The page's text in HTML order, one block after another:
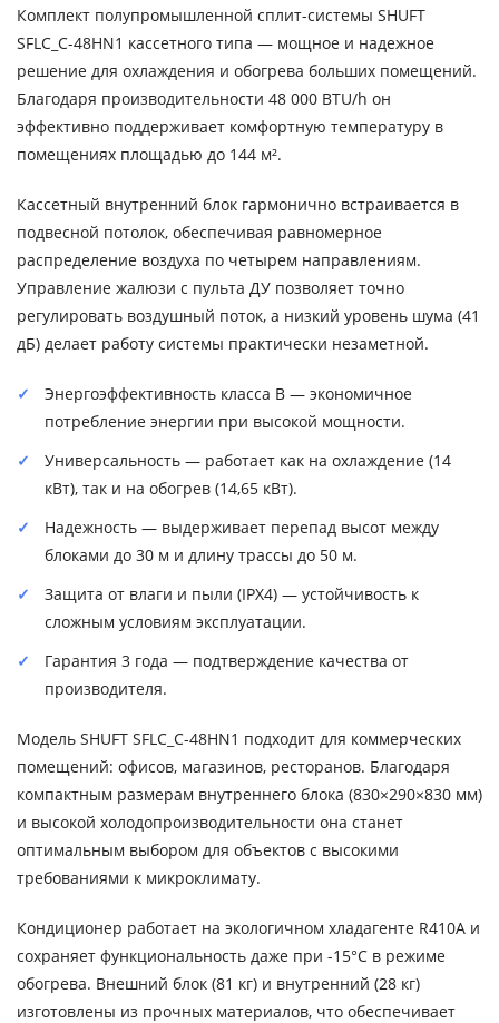
Комплект полупромышленной сплит-системы SHUFT
SFLC_C-48HN1 кассетного типа — мощное и надежное
решение для охлаждения и обогрева больших помещений.
Благодаря производительности 48 000 BTU/h он
эффективно поддерживает комфортную температуру в
помещениях площадью до 144 м².
Кассетный внутренний блок гармонично встраивается в
подвесной потолок, обеспечивая равномерное
распределение воздуха по четырем направлениям.
Управление жалюзи с пульта ДУ позволяет точно
регулировать воздушный поток, а низкий уровень шума (41
дБ) делает работу системы практически незаметной.
Энергоэффективность класса B — экономичное
потребление энергии при высокой мощности.
Универсальность — работает как на охлаждение (14
кВт), так и на обогрев (14,65 кВт).
Надежность — выдерживает перепад высот между
блоками до 30 м и длину трассы до 50 м.
Защита от влаги и пыли (IPX4) — устойчивость к
сложным условиям эксплуатации.
Гарантия 3 года — подтверждение качества от
производителя.
Модель SHUFT SFLC_C-48HN1 подходит для коммерческих
помещений: офисов, магазинов, ресторанов. Благодаря
компактным размерам внутреннего блока (830×290×830 мм)
и высокой холодопроизводительности она станет
оптимальным выбором для объектов с высокими
требованиями к микроклимату.
Кондиционер работает на экологичном хладагенте R410A и
сохраняет функциональность даже при -15°C в режиме
обогрева. Внешний блок (81 кг) и внутренний (28 кг)
изготовлены из прочных материалов, что обеспечивает